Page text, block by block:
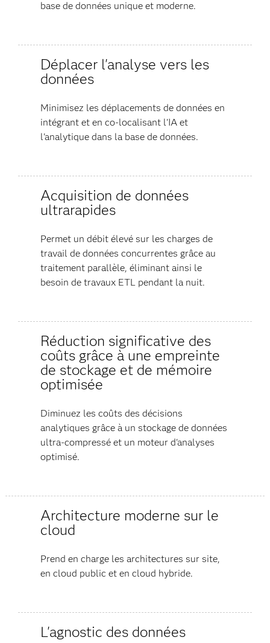
base de données unique et moderne.
Déplacer l'analyse vers les
données
Minimisez les déplacements de données en
intégrant et en co-localisant l'IA et
l'analytique dans la base de données.
Acquisition de données
ultrarapides
Permet un débit élevé sur les charges de
travail de données concurrentes grâce au
traitement parallèle, éliminant ainsi le
besoin de travaux ETL pendant la nuit.
Réduction significative des
coûts grâce à une empreinte
de stockage et de mémoire
optimisée
Diminuez les coûts des décisions
analytiques grâce à un stockage de données
ultra-compressé et un moteur d'analyses
optimisé.
Architecture moderne sur le
cloud
Prend en charge les architectures sur site,
en cloud public et en cloud hybride.
L'agnostic des données